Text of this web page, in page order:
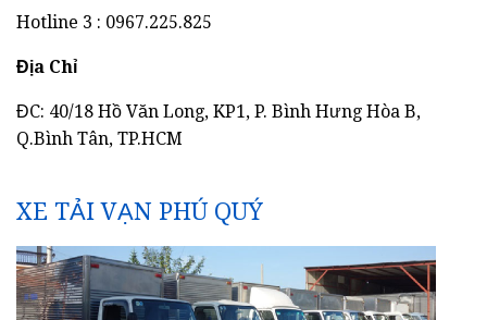
Hotline 3 : 0967.225.825
Địa Chỉ
ĐC: 40/18 Hồ Văn Long, KP1, P. Bình Hưng Hòa B,
Q.Bình Tân, TP.HCM
XE TẢI VẠN PHÚ QUÝ